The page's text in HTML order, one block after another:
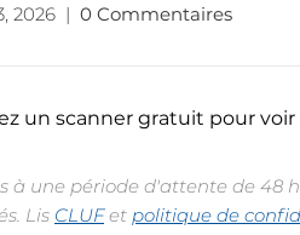
2026 | 0 Commentaires
un scanner gratuit pour voir
une période d'attente de 48
Lis CLUFet politique de